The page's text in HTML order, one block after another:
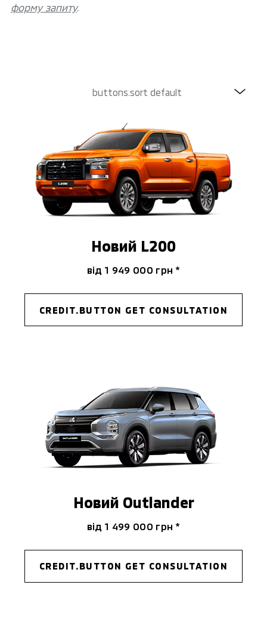
форму запиту.
buttons.sort default
Новий L200
від 1 949 000 гpн *
CREDIT.BUTTON GET CONSULTATION
Новий Outlander
від 1 499 000 гpн *
CREDIT.BUTTON GET CONSULTATION